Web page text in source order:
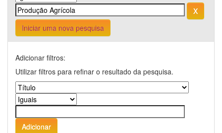
Iniciar uma nova pesquisa
Adicionar filtros:
Utilizar filtros para refinar o resultado da pesquisa.